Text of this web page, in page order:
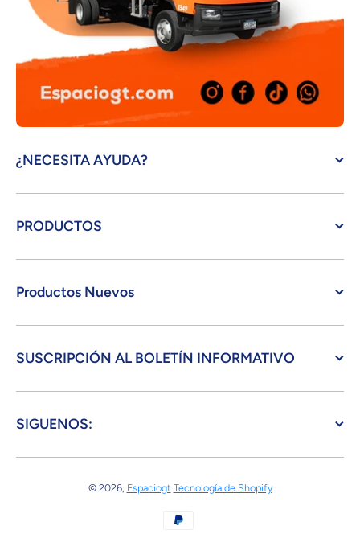
¿NECESITA AYUDA?
PRODUCTOS
Productos Nuevos
SUSCRIPCIÓN AL BOLETÍN INFORMATIVO
SIGUENOS:
© 2026, Espaciogt Tecnología de Shopify